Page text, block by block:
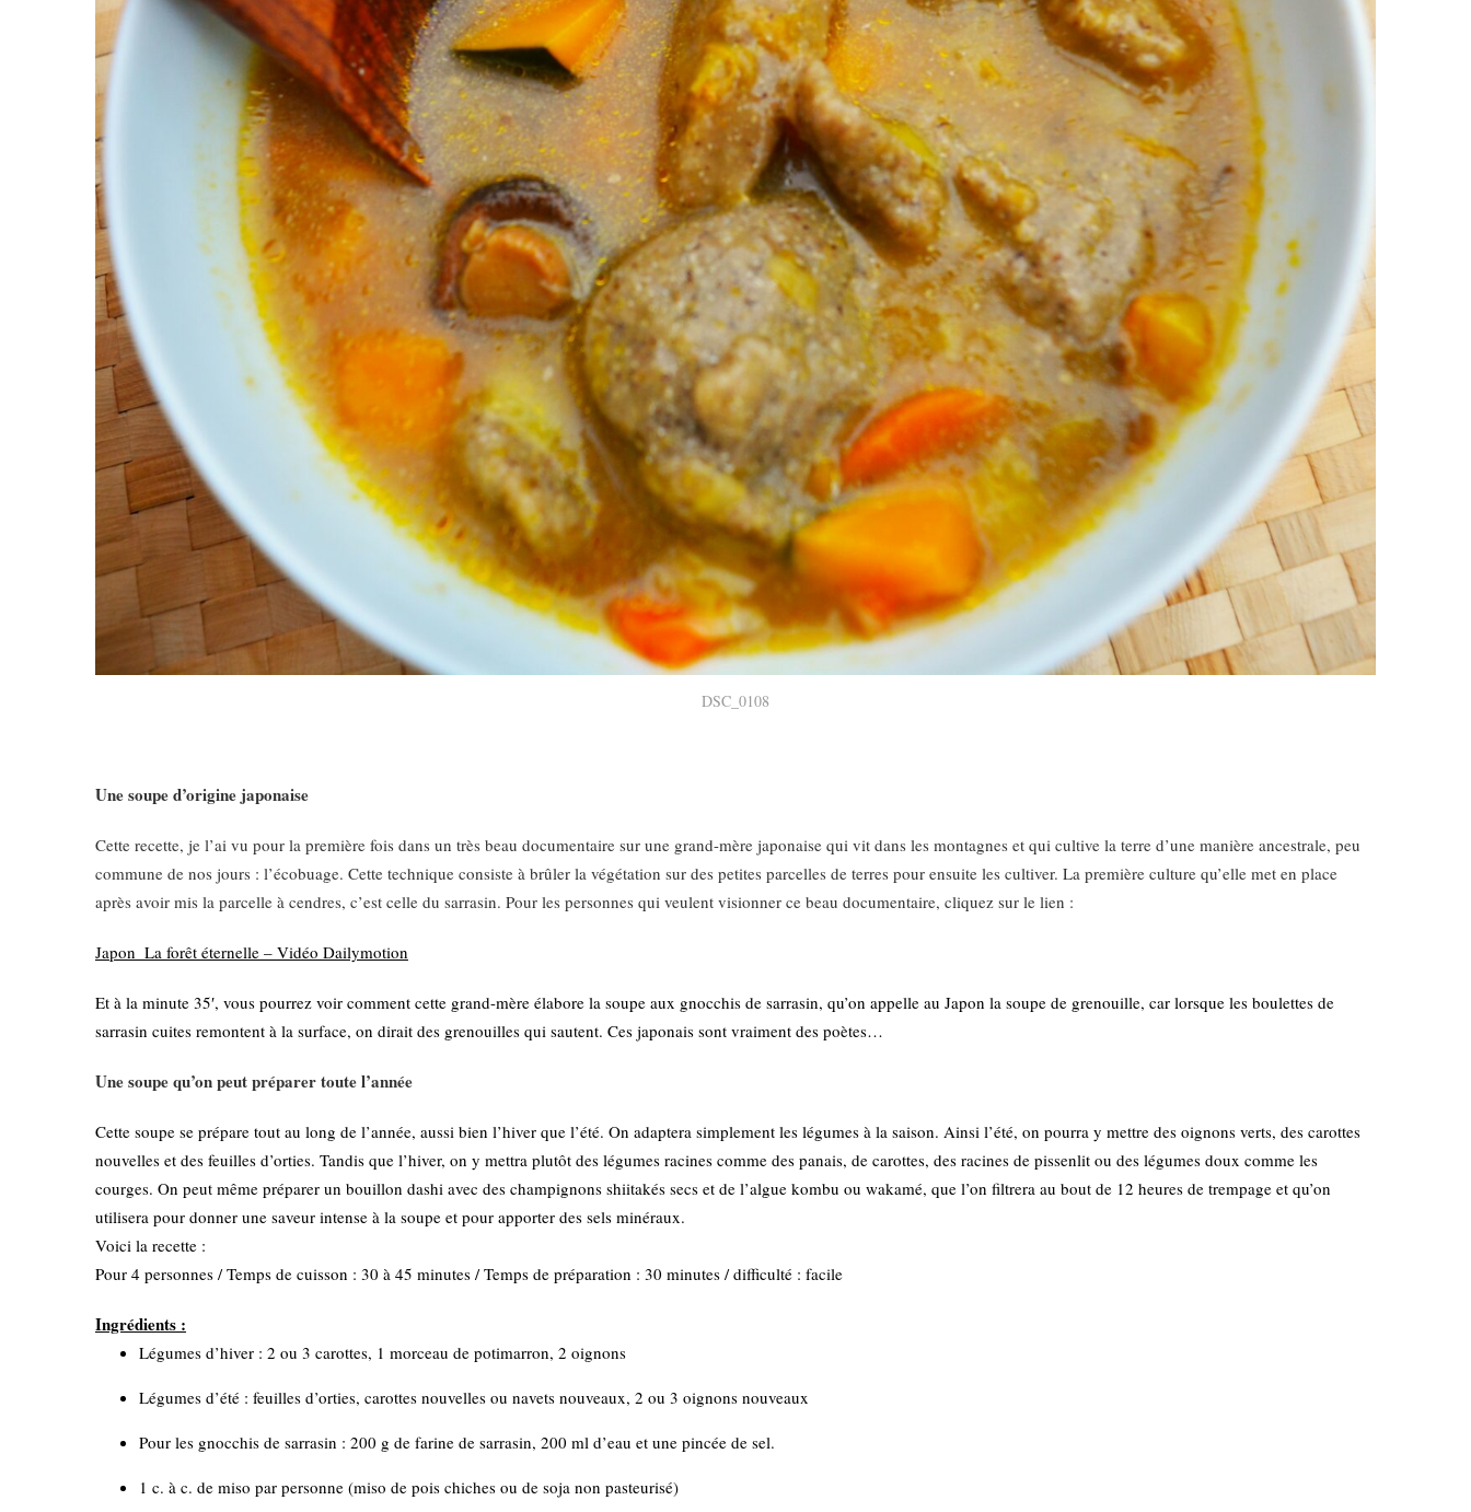
DSC_0108
Une soupe d’origine japonaise
Cette recette, je l’ai vu pour la première fois dans un très beau documentaire sur une grand-mère japonaise qui vit dans les montagnes et qui cultive la terre d’une manière ancestrale, peu
commune de nos jours : l’écobuage. Cette technique consiste à brûler la végétation sur des petites parcelles de terres pour ensuite les cultiver. La première culture qu’elle met en place
après avoir mis la parcelle à cendres, c’est celle du sarrasin. Pour les personnes qui veulent visionner ce beau documentaire, cliquez sur le lien :
Japon_La forêt éternelle – Vidéo Dailymotion
Et à la minute 35′, vous pourrez voir comment cette grand-mère élabore la soupe aux gnocchis de sarrasin, qu’on appelle au Japon la soupe de grenouille, car lorsque les boulettes de
sarrasin cuites remontent à la surface, on dirait des grenouilles qui sautent. Ces japonais sont vraiment des poètes…
Une soupe qu’on peut préparer toute l’année
Cette soupe se prépare tout au long de l’année, aussi bien l’hiver que l’été. On adaptera simplement les légumes à la saison. Ainsi l’été, on pourra y mettre des oignons verts, des carottes
nouvelles et des feuilles d’orties. Tandis que l’hiver, on y mettra plutôt des légumes racines comme des panais, de carottes, des racines de pissenlit ou des légumes doux comme les
courges. On peut même préparer un bouillon dashi avec des champignons shiitakés secs et de l’algue kombu ou wakamé, que l’on filtrera au bout de 12 heures de trempage et qu’on
utilisera pour donner une saveur intense à la soupe et pour apporter des sels minéraux.
Voici la recette :
Pour 4 personnes / Temps de cuisson : 30 à 45 minutes / Temps de préparation : 30 minutes / difficulté : facile
Ingrédients :
Légumes d’hiver : 2 ou 3 carottes, 1 morceau de potimarron, 2 oignons
Légumes d’été : feuilles d’orties, carottes nouvelles ou navets nouveaux, 2 ou 3 oignons nouveaux
Pour les gnocchis de sarrasin : 200 g de farine de sarrasin, 200 ml d’eau et une pincée de sel.
1 c. à c. de miso par personne (miso de pois chiches ou de soja non pasteurisé)